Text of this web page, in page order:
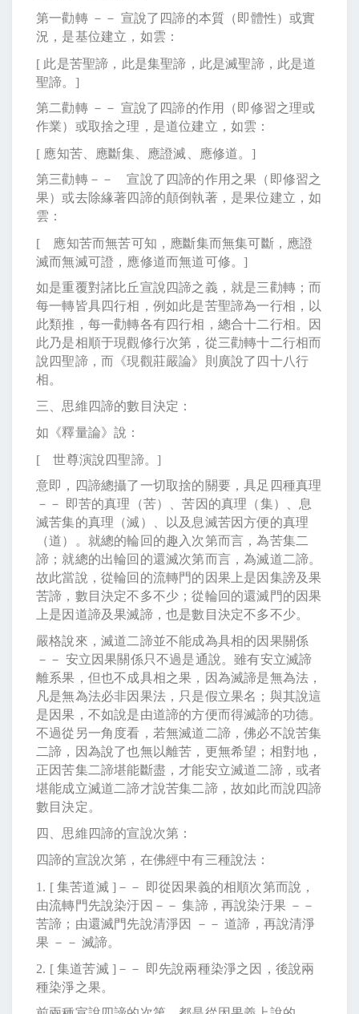
第一勸轉 －－ 宣說了四諦的本質（即體性）或實
況，是基位建立，如雲：
[ 此是苦聖諦，此是集聖諦，此是滅聖諦，此是道
聖諦。 ]
第二勸轉 －－ 宣說了四諦的作用（即修習之理或
作業）或取捨之理，是道位建立，如雲：
[ 應知苦、應斷集、應證滅、應修道。 ]
第三勸轉－－ 宣說了四諦的作用之果（即修習之
果）或去除緣著四諦的顛倒執著，是果位建立，如
雲：
[ 應知苦而無苦可知，應斷集而無集可斷，應證
滅而無滅可證，應修道而無道可修。]
如是重覆對諸比丘宣說四諦之義，就是三勸轉；而
每一轉皆具四行相，例如此是苦聖諦為一行相，以
此類推，每一勸轉各有四行相，總合十二行相。因
此乃是相順于現觀修行次第，從三勸轉十二行相而
說四聖諦，而《現觀莊嚴論》則廣說了四十八行
相。
三、思維四諦的數目決定：
如《釋量論》說：
[ 世尊演說四聖諦。]
意即，四諦總攝了一切取捨的關要，具足四種真理
－－ 即苦的真理（苦）、苦因的真理（集）、息
滅苦集的真理（滅）、以及息滅苦因方便的真理
（道）。就總的輪回的趣入次第而言，為苦集二
諦；就總的出輪回的還滅次第而言，為滅道二諦。
故此當說，從輪回的流轉門的因果上是因集謗及果
苦諦，數目決定不多不少；從輪回的還滅門的因果
上是因道諦及果滅諦，也是數目決定不多不少。
嚴格說來，滅道二諦並不能成為具相的因果關係
－－ 安立因果關係只不過是通說。雖有安立滅諦
離系果，但也不成具相之果，因為滅諦是無為法，
凡是無為法必非因果法，只是假立果名；與其說這
是因果，不如說是由道諦的方便而得滅諦的功德。
不過從另一角度看，若無滅道二諦，佛必不說苦集
二諦，因為說了也無以離苦，更無希望；相對地，
正因苦集二諦堪能斷盡，才能安立滅道二諦，或者
堪能成立滅道二諦才說苦集二諦，故如此而說四諦
數目決定。
四、思維四諦的宣說次第：
四諦的宣說次第，在佛經中有三種說法：
1. [ 集苦道滅 ] －－ 即從因果義的相順次第而說，
由流轉門先說染汙因－－ 集諦，再說染汙果 －－
苦諦；由還滅門先說清淨因 －－ 道諦，再說清淨
果 －－ 滅諦。
2. [ 集道苦滅 ] －－ 即先說兩種染淨之因，後說兩
種染淨之果。